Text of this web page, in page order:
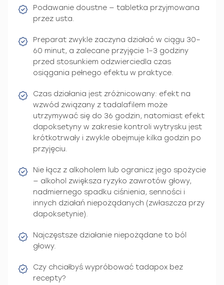
Podawanie doustne — tabletka przyjmowana
przez usta.
Preparat zwykle zaczyna działać w ciągu 30–
60 minut, a zalecane przyjęcie 1–3 godziny
przed stosunkiem odzwierciedla czas
osiągania pełnego efektu w praktyce.
Czas działania jest zróżnicowany: efekt na
wzwód związany z tadalafilem może
utrzymywać się do 36 godzin, natomiast efekt
dapoksetyny w zakresie kontroli wytrysku jest
krótkotrwały i zwykle obejmuje kilka godzin po
przyjęciu.
Nie łącz z alkoholem lub ogranicz jego spożycie
— alkohol zwiększa ryzyko zawrotów głowy,
nadmiernego spadku ciśnienia, senności i
innych działań niepożądanych (zwłaszcza przy
dapoksetynie).
Najczęstsze działanie niepożądane to ból
głowy.
Czy chciałbyś wypróbować tadapox bez
recepty?